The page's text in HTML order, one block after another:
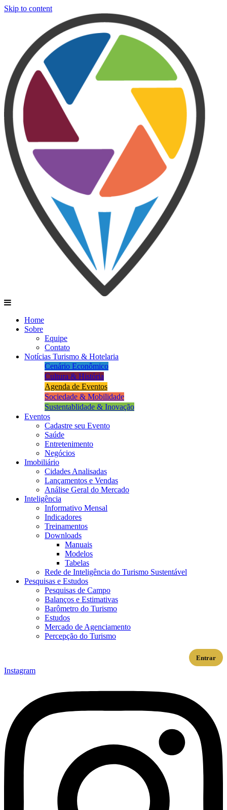
Skip to content
Home
Sobre
Equipe
Contato
Notícias Turismo & Hotelaria
Cenário Econômico
Cultura & História
Agenda de Eventos
Sociedade & Mobilidade
Sustentablidade & Inovação
Eventos
Cadastre seu Evento
Saúde
Entretenimento
Negócios
Imobiliário
Cidades Analisadas
Lançamentos e Vendas
Análise Geral do Mercado
Inteligência
Informativo Mensal​
Indicadores
Treinamentos
Downloads
Manuais
Modelos
Tabelas
Rede de Inteligência do Turismo Sustentável
Pesquisas e Estudos
Pesquisas de Campo
Balanços e Estimativas
Barômetro do Turismo
Estudos
Mercado de Agenciamento
Percepção do Turismo
Entrar
Instagram